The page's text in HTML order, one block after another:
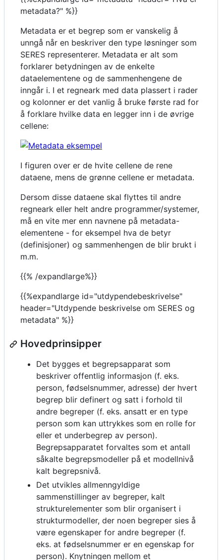
metadata?" %}}
Metadata er et begrep som er vanskelig å
unngå når en beskriver den type løsninger som
SERES representerer. Metadata er alt som
forklarer betydningen av de enkelte
dataelementene og de sammenhengene de
inngår i. I et regneark med data plassert i rader
og kolonner er det vanlig å bruke første rad for
å forklare hvilke data en legger inn i de øvrige
cellene:
I figuren over er de hvite cellene de rene
dataene, mens de grønne cellene er metadata.
Dersom disse dataene skal flyttes til andre
regneark eller helt andre programmer/systemer,
må en vite mer enn navnene på metadata-
elementene - for eksempel hva de betyr
(definisjoner) og sammenhengen de blir brukt i
m.m.
{{% /expandlarge%}}
{{%expandlarge id="utdypendebeskrivelse"
header="Utdypende beskrivelse om SERES og
metadata" %}}
Hovedprinsipper
Det bygges et begrepsapparat som
beskriver offentlig informasjon (f. eks.
person, fødselsnummer, adresse) der hvert
begrep blir definert og satt i forhold til
andre begreper (f. eks. ansatt er en type
person som kan uttrykkes som en rolle for
eller et underbegrep av person).
Begrepsapparatet forvaltes som et antall
såkalte begrepsmodeller på et modellnivå
kalt begrepsnivå.
Det utvikles allmenngyldige
sammenstillinger av begreper, kalt
strukturelementer som blir organisert i
strukturmodeller, der noen begreper sies å
være egenskaper for andre begreper (f.
eks. at fødselsnummer er en egenskap for
person). Knytningen mellom et